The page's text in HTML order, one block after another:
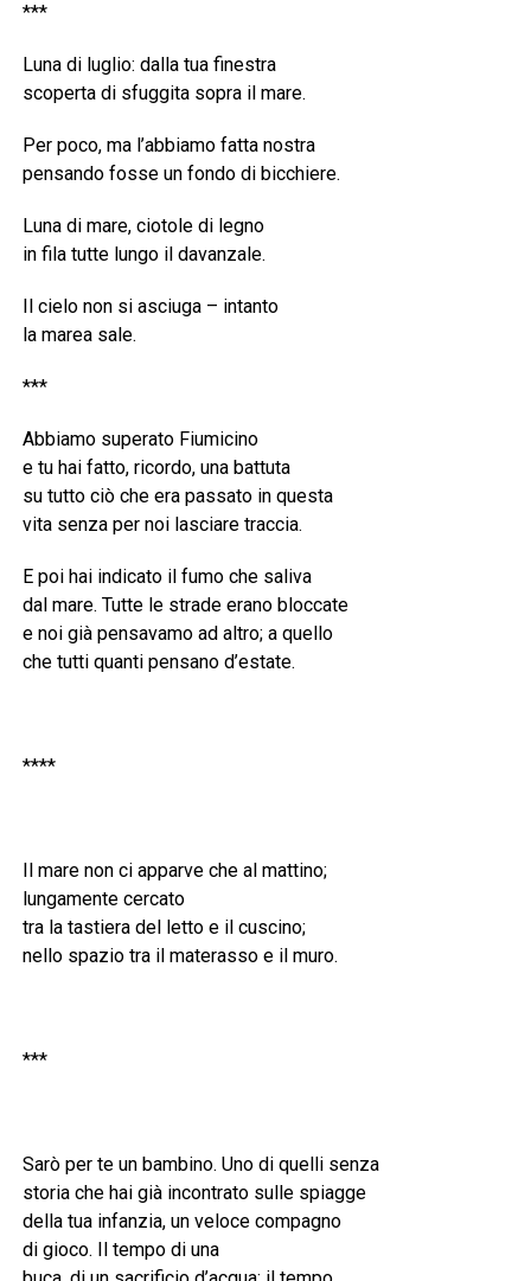
***
Luna di luglio: dalla tua finestra
scoperta di sfuggita sopra il mare.
Per poco, ma l’abbiamo fatta nostra
pensando fosse un fondo di bicchiere.
Luna di mare, ciotole di legno
in fila tutte lungo il davanzale.
Il cielo non si asciuga – intanto
la marea sale.
***
Abbiamo superato Fiumicino
e tu hai fatto, ricordo, una battuta
su tutto ciò che era passato in questa
vita senza per noi lasciare traccia.
E poi hai indicato il fumo che saliva
dal mare. Tutte le strade erano bloccate
e noi già pensavamo ad altro; a quello
che tutti quanti pensano d’estate.
****
Il mare non ci apparve che al mattino;
lungamente cercato
tra la tastiera del letto e il cuscino;
nello spazio tra il materasso e il muro.
***
Sarò per te un bambino. Uno di quelli senza
storia che hai già incontrato sulle spiagge
della tua infanzia, un veloce compagno
di gioco. Il tempo di una